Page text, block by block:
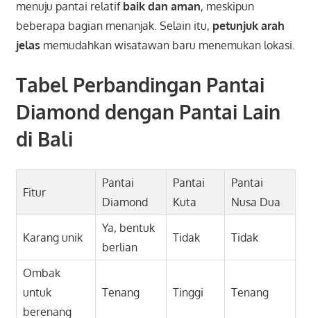
menuju pantai relatif baik dan aman, meskipun
beberapa bagian menanjak. Selain itu, petunjuk arah
jelas memudahkan wisatawan baru menemukan lokasi.
Tabel Perbandingan Pantai
Diamond dengan Pantai Lain
di Bali
Fitur
Pantai
Diamond
Pantai
Kuta
Pantai
Nusa Dua
Karang unik
Ya, bentuk
berlian
Tidak Tidak
Ombak
untuk
berenang
Tenang Tinggi Tenang